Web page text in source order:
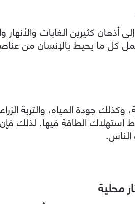
أذهان كثيرين الغابات
كل ما يحيط بالإنسان من
جودة المياه، والتربة
استهلاك الطاقة فيها. لذلك
محلية